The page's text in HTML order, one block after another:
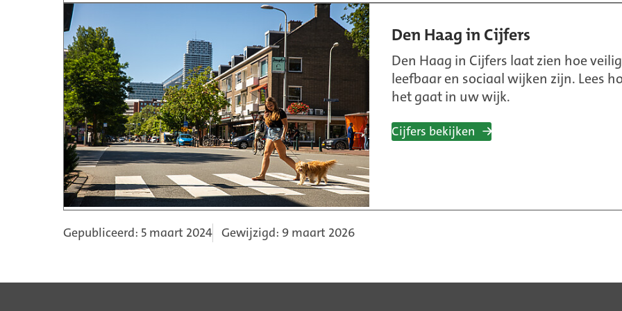
Den Haag in Cijfers
Den Haag in Cijfers laat zien hoe
leefbaar en sociaal wijken zijn. Lees
het gaat in uw wijk.
Cijfers bekijken
Gepubliceerd: 5 maart 2024 Gewijzigd: 9 maart 2026